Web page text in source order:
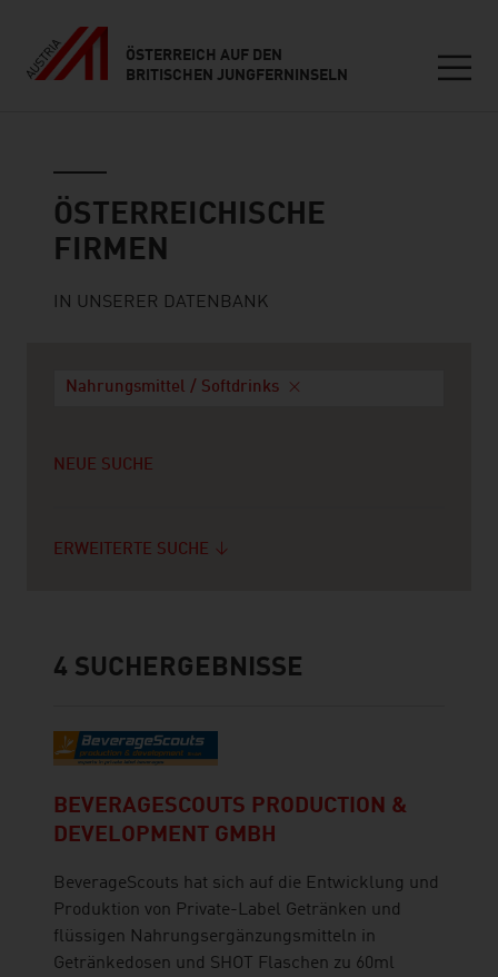
ÖSTERREICH AUF DEN
BRITISCHEN JUNGFERNINSELN
ÖSTERREICHISCHE
FIRMEN
IN UNSERER DATENBANK
Nahrungsmittel / Softdrinks
NEUE SUCHE
ERWEITERTE SUCHE
4 SUCHERGEBNISSE
BEVERAGESCOUTS PRODUCTION &
DEVELOPMENT GMBH
BeverageScouts hat sich auf die Entwicklung und
Produktion von Private-Label Getränken und
flüssigen Nahrungsergänzungsmitteln in
Getränkedosen und SHOT Flaschen zu 60ml